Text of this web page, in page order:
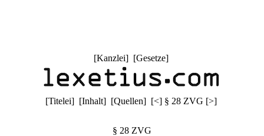
[Kanzlei] [Gesetze]
[Titelei] [Inhalt] [Quellen] [<] § 28 ZVG [>]
§ 28 ZVG